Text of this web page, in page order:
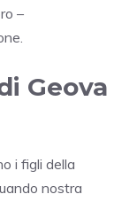
–
Geova
i figli della
nostra